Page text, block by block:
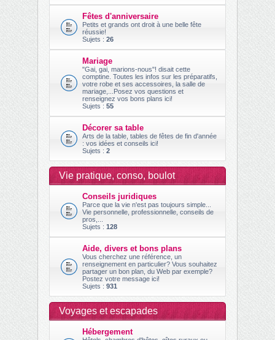
Fêtes d'anniversaire
Petits et grands ont droit à une belle fête
réussie!
Sujets : 26
Mariage
"Gai, gai, marions-nous"! disait cette
comptine. Toutes les infos sur les préparatifs,
votre robe et ses accessoires, la salle de
mariage,...Posez vos questions et
renseignez vos bons plans ici!
Sujets : 55
Décorer sa table
Arts de la table, tables de fêtes de fin d'année
: vos idées et conseils ici!
Sujets : 2
Vie pratique, conso, boulot
Conseils juridiques
Parce que la vie n'est pas toujours simple...
Vie personnelle, professionnelle, conseils de
pros,...
Sujets : 128
Aide, divers et bons plans
Vous cherchez une référence, un
renseignement en particulier? Vous souhaitez
partager un bon plan, du Web par exemple?
Postez votre message ici!
Sujets : 931
Voyages et escapades
Hébergement